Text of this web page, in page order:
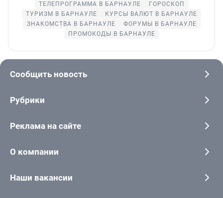
ТЕЛЕПРОГРАММА В БАРНАУЛЕ
ГОРОСКОП
ТУРИЗМ В БАРНАУЛЕ
КУРСЫ ВАЛЮТ В БАРНАУЛЕ
ЗНАКОМСТВА В БАРНАУЛЕ
ФОРУМЫ В БАРНАУЛЕ
ПРОМОКОДЫ В БАРНАУЛЕ
Сообщить новость
Рубрики
Реклама на сайте
О компании
Наши вакансии